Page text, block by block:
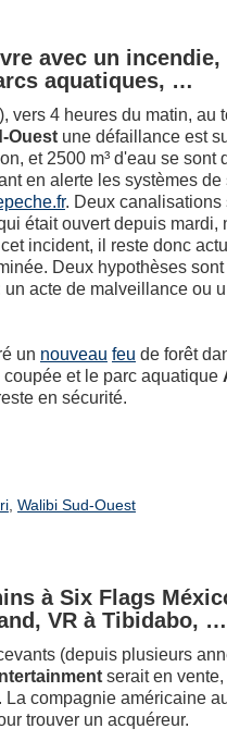
avec un incendie,
aquatiques, …
vers 4 heures du matin, au
Ouestune défaillance est
et 2500 m³ d'eau se sont
en alerte les systèmes de
. Deux canalisations
était ouvert depuis mardi,
incident, il reste donc
Deux hypothèses
acte de malveillance ou
un nouveau feu de forêt
et le parc aquatique
en sécurité.
, Walibi Sud-Ouest
à Six Flags
VR à Tibidabo, …
(depuis plusieurs
serait en vente,
La compagnie américaine
trouver un acquéreur.